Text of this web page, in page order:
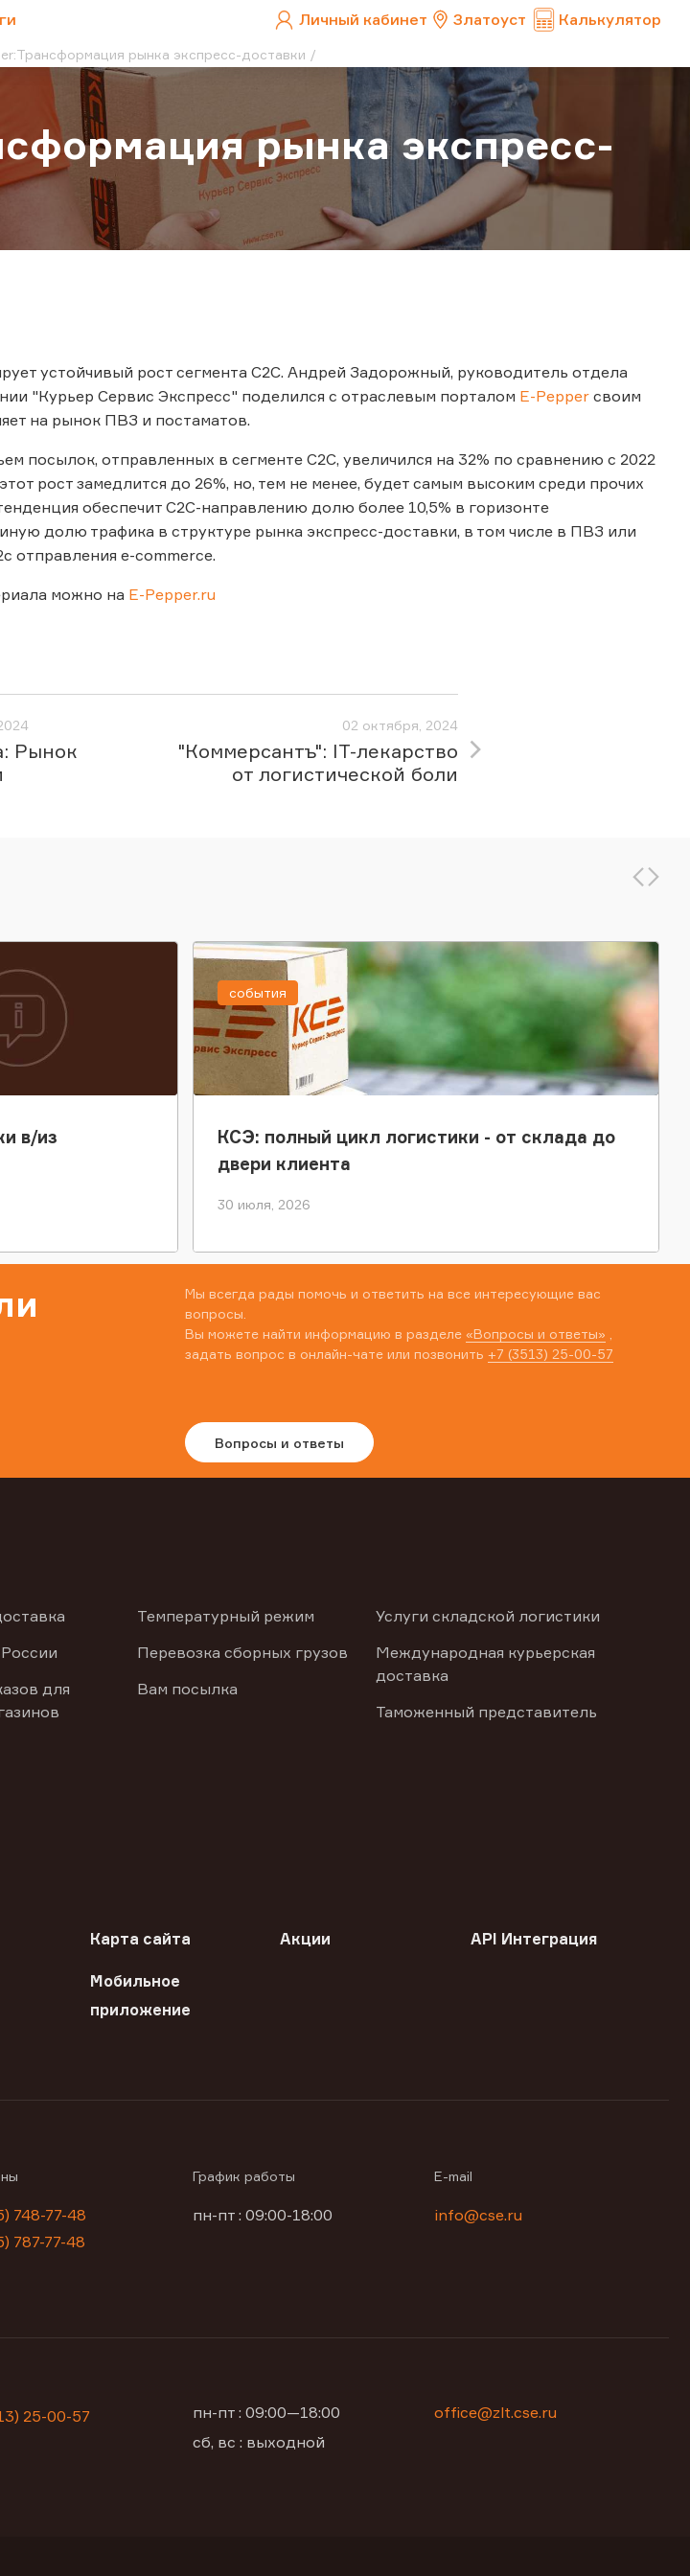
Личный кабинет Златоуст Калькулятор
рынка экспресс-доставки
рынка экспресс-
устойчивый рост сегмента C2C. Андрей Задорожный, руководитель отдела
"Курьер Сервис Экспресс" поделился с отраслевым порталом E-Pepper своим
на рынок ПВЗ и постаматов.
посылок, отправленных в сегменте C2C, увеличился на 32% по сравнению с 2022
рост замедлится до 26%, но, тем не менее, будет самым высоким среди прочих
обеспечит C2C-направлению долю более 10,5% в горизонте
долю трафика в структуре рынка экспресс-доставки, в том числе в ПВЗ или
отправления e-commerce.
можно на E-Pepper.ru
Рынок
02 октября, 2024
"Коммерсантъ": IT-лекарство
от логистической боли
в/из
КСЭ: полный цикл логистики - от склада до
двери клиента
30 июля, 2026
события
Мы всегда рады помочь и ответить на все интересующие вас
вопросы.
Вы можете найти информацию в разделе «Вопросы и ответы»
задать вопрос в онлайн-чате или позвонить +7 (3513) 25-00-57
Вопросы и ответы
для
Температурный режим
Перевозка сборных грузов
Вам посылка
Услуги складской логистики
Международная курьерская
доставка
Таможенный представитель
Карта сайта Акции API Интеграция
Мобильное
приложение
748-77-48
787-77-48
График работы
пн-пт : 09:00-18:00
E-mail
info@cse.ru
25-00-57
пн-пт : 09:00—18:00
сб, вс : выходной
office@zlt.cse.ru